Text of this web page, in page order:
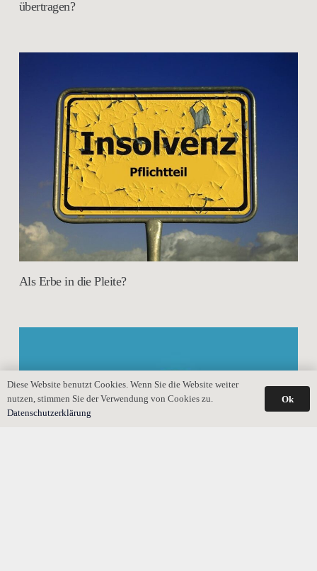
übertragen?
Als Erbe in die Pleite?
Diese Website benutzt Cookies. Wenn Sie die Website weiter
nutzen, stimmen Sie der Verwendung von Cookies zu.
Datenschutzerklärung
Ok